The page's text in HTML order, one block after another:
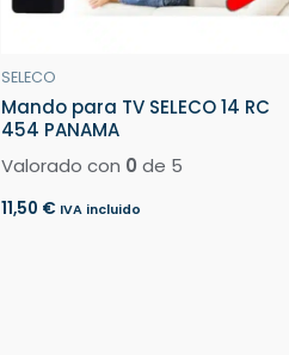
SELECO
Mando para TV SELECO 14 RC
454 PANAMA
Valorado con 0 de 5
11,50 € IVA incluido